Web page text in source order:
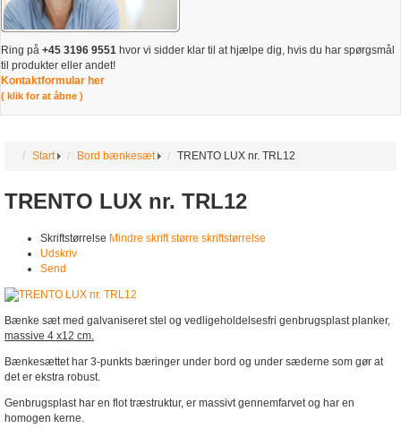
Ring på +45 3196 9551 hvor vi sidder klar til at hjælpe dig, hvis du har spørgsmål
til produkter eller andet!
Kontaktformular her
( klik for at åbne )
Start Bord bænkesæt TRENTO LUX nr. TRL12
TRENTO LUX nr. TRL12
Skriftstørrelse Mindre skrift større skriftstørrelse
Udskriv
Send
Bænke sæt med galvaniseret stel og vedligeholdelsesfri genbrugsplast planker,
massive 4 x12 cm.
Bænkesættet har 3-punkts bæringer under bord og under sæderne som gør at
det er ekstra robust.
Genbrugsplast har en flot træstruktur, er massivt gennemfarvet og har en
homogen kerne.